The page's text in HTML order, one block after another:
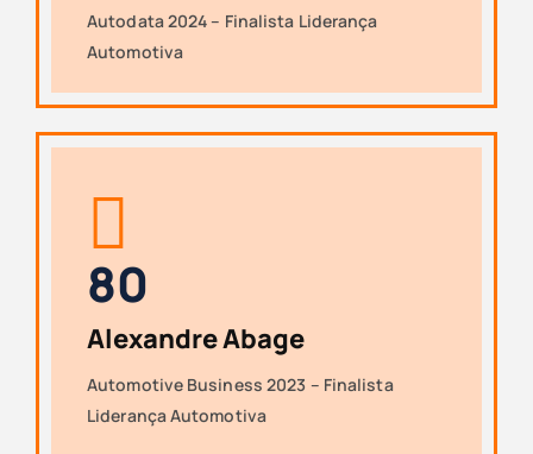
Autodata 2024 – Finalista Liderança
Automotiva
80
Alexandre Abage
Automotive Business 2023 – Finalista
Liderança Automotiva